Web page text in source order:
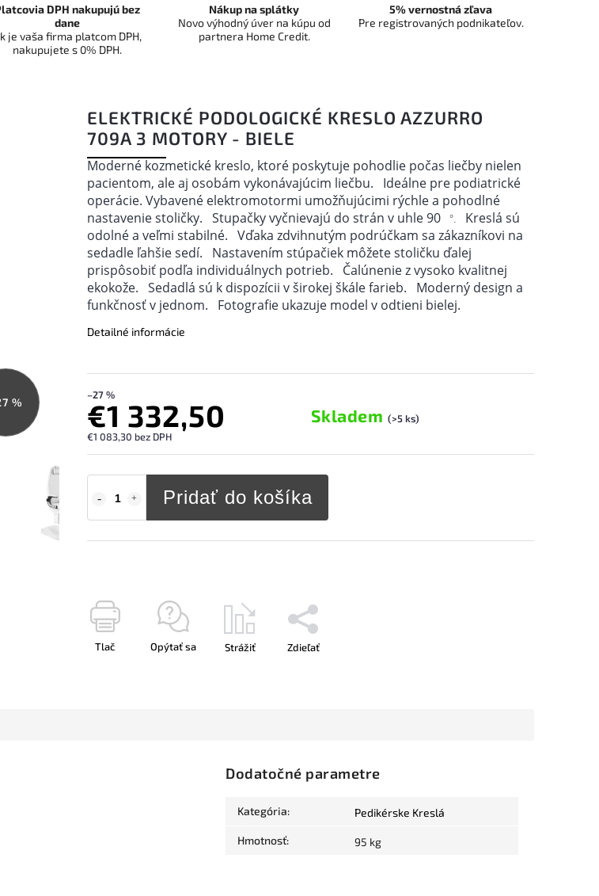
%
ELEKTRICKÉ PODOLOGICKÉ KRESLO AZZURRO
709A 3 MOTORY - BIELE
–27 %
€1 332,50
€1 083,30 bez DPH
Skladem (>5 ks)
Pridať do košíka
Moderné kozmetické kreslo, ktoré poskytuje pohodlie počas liečby nielen
pacientom, ale aj osobám vykonávajúcim liečbu.
Ideálne pre podiatrické
operácie. Vybavené elektromotormi umožňujúcimi rýchle a pohodlné
nastavenie stoličky. Stupačky vyčnievajú do strán v uhle 90 °.
Kreslá sú
odolné a veľmi stabilné. Vďaka zdvihnutým podrúčkam sa zákazníkovi na
sedadle ľahšie sedí.
Nastavením stúpačiek môžete stoličku ďalej
prispôsobiť podľa individuálnych potrieb.
Čalúnenie z vysoko kvalitnej
ekokože. Sedadlá sú k dispozícii v širokej škále farieb.
Moderný design a
funkčnosť v jednom.
Fotografie ukazuje model v odtieni bielej.
Detailné informácie
Tlač Opýtať sa Strážiť Zdieľať
DPH nakupujú bez
dane
je vaša firma platcom DPH,
nakupujete s 0% DPH.
Nákup na splátky
Novo výhodný úver na kúpu od
partnera Home Credit.
5% vernostná zľava
Pre registrovaných podnikateľov.
Dodatočné parametre
Kategória: Pedikérske Kreslá
Hmotnosť: 95 kg